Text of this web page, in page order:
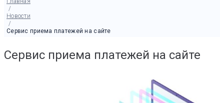
/
Новости
/
Сервис приема платежей на сайте
Сервис приема платежей на сайте